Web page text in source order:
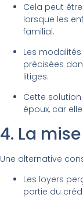
Cela peut
lorsque les
familial.
Les
précisées
litiges.
Cette
époux, car
4. La
Une alternative
Les loyers
partie du